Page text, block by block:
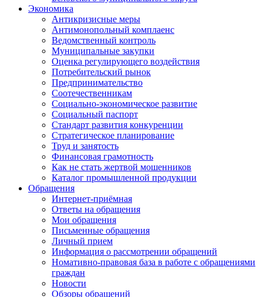
Экономика
Антикризисные меры
Антимонопольный комплаенс
Ведомственный контроль
Муниципальные закупки
Оценка регулирующего воздействия
Потребительский рынок
Предпринимательство
Соотечественникам
Социально-экономическое развитие
Социальный паспорт
Стандарт развития конкуренции
Стратегическое планирование
Труд и занятость
Финансовая грамотность
Как не стать жертвой мошенников
Каталог промышленной продукции
Обращения
Интернет-приёмная
Ответы на обращения
Мои обращения
Письменные обращения
Личный прием
Информация о рассмотрении обращений
Номативно-правовая база в работе с обращениями
граждан
Новости
Обзоры обращений